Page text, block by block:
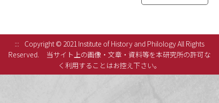
:::
Copyright © 2021 Institute of History and Philology All Rights
Reserved.
当サイト上の画像・文章・資料等を本研究所の許可な
く利用することはお控え下さい。